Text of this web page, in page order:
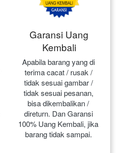
Garansi Uang
Kembali
Apabila barang yang di
terima cacat / rusak /
tidak sesuai gambar /
tidak sesuai pesanan,
bisa dikembalikan /
direturn. Dan Garansi
100% Uang Kembali, jika
barang tidak sampai.